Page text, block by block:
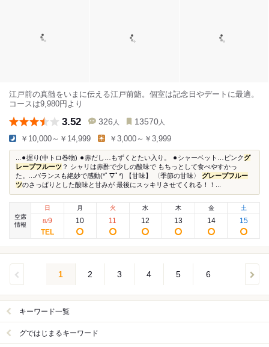
江戸前の真髄をいまに伝える江戸前鮨。個室は記念日やデートに最適。
コースは9,980円より
3.52 326 人 13570 人
￥10,000～￥14,999 ￥3,000～￥3,999
...⚫︎握り(中トロ巻物) ⚫︎赤だし…もずくとたい入り。 ⚫︎シャーベット…ピンク グ
レープフルーツ ？ シャリは赤酢で少しの酸味で もちっとして食べやすかっ
た。...バランスも絶妙で感動(*ﾟ▽ﾟ*) 【甘味】 〈季節の甘味〉 グレープフルー
ツのさっぱりとした酸味と甘みが 最後にスッキリさせてくれる！！...
空席
情報
日
8/9
月
10
火
11
水
12
木
13
金
14
土
15
1 2 3 4 5 6
キーワード一覧
グではじまるキーワード